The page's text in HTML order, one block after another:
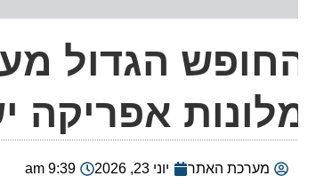
הגדול
אפריקה
מערכת האתר יוני 23, 2026 9:39 am